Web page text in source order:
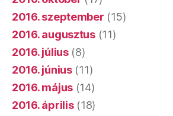
2016. szeptember (15)
2016. augusztus(11)
2016. július(8)
2016. június(11)
2016. május (14)
2016. április(18)